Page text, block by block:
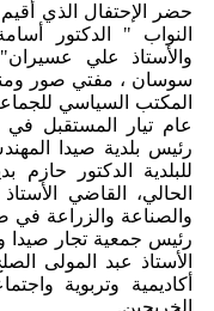
حضر الإحتفال الذي
النواب " الدكتور
والأستاذ علي
سوسان ، مفتي صور
المكتب السياسي
عام تيار المستقبل
رئيس بلدية صيدا
للبلدية الدكتور
الحالي، القاضي
والصناعة والزراعة
رئيس جمعية تجار صيدا
الأستاذ عبد المولى
أكاديمية وتربوية